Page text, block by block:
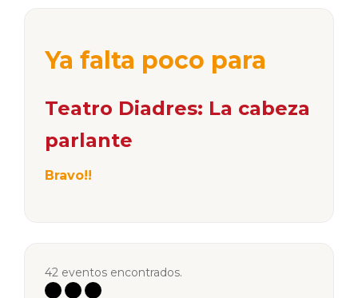
Ya falta poco para
Teatro Diadres: La cabeza
parlante
Bravo!!
42 eventos encontrados.